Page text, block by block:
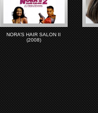
NORA’S HAIR SALON II
(2008)